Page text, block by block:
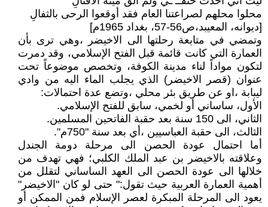
محلوا محلهم لصراعتنا العام فقد أوقعوا الرحى بالثفالِ
[ديوانه، المعيبد،ص56-57، بغداد 1965م]
وتمضي في متابعة رحلتها الى الاخيضر ،وهي ترى بأن
العمارة التي كانت قائمة قبل الفتح الإسلامي، وقد دمرت
لتكون مواداً لناء مدينة الكوفة، وتخصص موضوعاً تحت
عنوان (قصر الاخيضر) الذي يجلب الماء اليه من وادي
ليبابة ،او عن طريق بئر محلي ،وتضع عدة احتمالات:
الأول، ساساني أو لخمي، سابق للفتح الإسلامي.
الثاني، الى 150 سنة بعد حقبة الفاتحين المسلمين.
الثالث، الى حقبة العباسيين ،أي بعد سنة "750م".
أما احتمال عودة الحصن الى مرحلة دومة الجندل
وعلاقته بالاخيضر بن عبد الملك الكلبي؛ فهي تهدف من
خلالها الى عودة الحصن الى العهد الساساني لتقلل من
أهمية العمارة العربية حيث تقول:" حتى لو كان "الاخيضر"
يعود الى المرحلة المبكرة لعصر الإسلام فمن الممكن أو